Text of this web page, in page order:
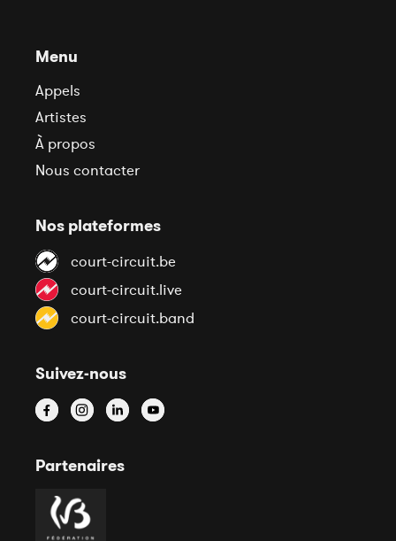
Menu
Appels
Artistes
À propos
Nous contacter
Nos plateformes
court-circuit.be
court-circuit.live
court-circuit.band
Suivez-nous
Partenaires